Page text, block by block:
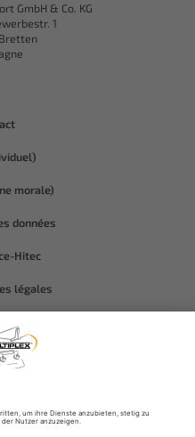
GmbH & Co. KG
1
morale)
données
Hitec
légales